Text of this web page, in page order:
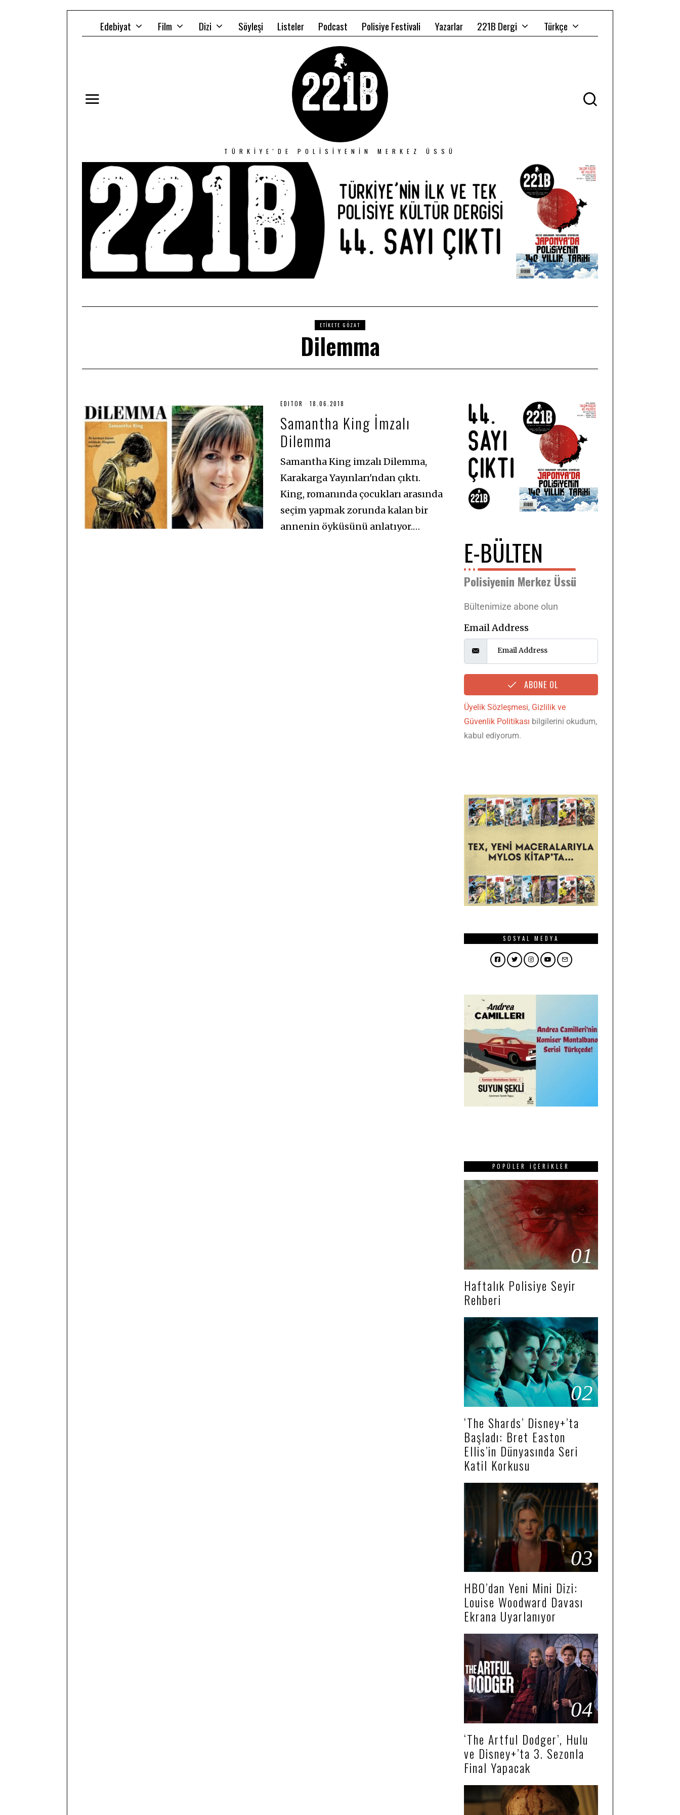
Edebiyat Film Dizi Söyleşi Listeler Podcast Polisiye Festivali Yazarlar 221B Dergi Türkçe
TÜRKIYE'DE POLISIYENIN MERKEZ ÜSSÜ
ETIKETE GÖZAT
Dilemma
EDITOR 18.06.2018
.
0
2
Samantha King İmzalı
Dilemma
Samantha King imzalı Dilemma,
Karakarga Yayınları'ndan çıktı.
King, romanında çocukları arasında
seçim yapmak zorunda kalan bir
annenin öyküsünü anlatıyor.…
E-BÜLTEN
Polisiyenin Merkez Üssü
Bültenimize abone olun
Email Address
ABONE OL
Üyelik Sözleşmesi, Gizlilik ve
Güvenlik Politikası bilgilerini okudum,
kabul ediyorum.
SOSYAL MEDYA
Facebook
TwitterInstagram
YouTube
Email
POPÜLER İÇERIKLER
01
Haftalık Polisiye Seyir
Rehberi
02
‘The Shards’ Disney+’ta
Başladı: Bret Easton
Ellis’in Dünyasında Seri
Katil Korkusu
03
HBO’dan Yeni Mini Dizi:
Louise Woodward Davası
Ekrana Uyarlanıyor
04
‘The Artful Dodger’, Hulu
ve Disney+’ta 3. Sezonla
Final Yapacak